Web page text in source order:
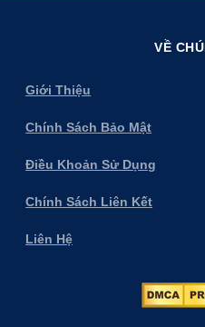
VỀ
Giới Thiệu
Chính Sách Bảo Mật
Điều Khoản Sử Dụng
Chính Sách Liên Kết
Liên Hệ